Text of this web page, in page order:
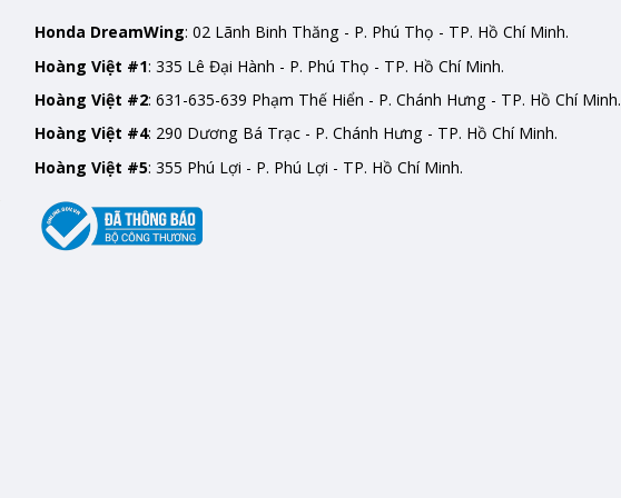
Honda DreamWing: 02 Lãnh Binh Thăng - P. Phú Thọ - TP. Hồ Chí Minh.
Hoàng Việt #1: 335 Lê Đại Hành - P. Phú Thọ - TP. Hồ Chí Minh.
Hoàng Việt #2: 631-635-639 Phạm Thế Hiển - P. Chánh Hưng - TP. Hồ Chí Minh.
Hoàng Việt #4: 290 Dương Bá Trạc - P. Chánh Hưng - TP. Hồ Chí Minh.
Hoàng Việt #5: 355 Phú Lợi - P. Phú Lợi - TP. Hồ Chí Minh.